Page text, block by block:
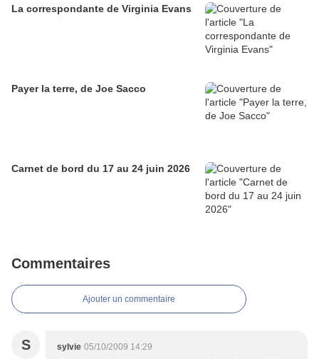
La correspondante de Virginia Evans
Payer la terre, de Joe Sacco
Carnet de bord du 17 au 24 juin 2026
Commentaires
Ajouter un commentaire
S sylvie 05/10/2009 14:29